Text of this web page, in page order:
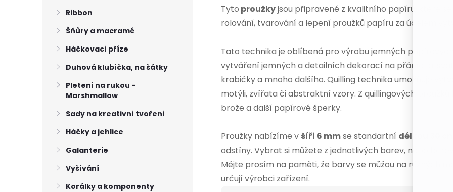
Ribbon
Šňůry a macramé
Háčkovací příze
Duhová klubíčka, na šátky
Pletení na rukou -
Marshmallow
Sady na kreativní tvoření
Háčky a jehlice
Galanterie
Vyšívání
Korálky a komponenty
Tyto proužkyjsou připravené z kvalitního papíru, které
rolování, tvarování a lepení proužků papíru za účelem
Tato technika je oblíbená pro výrobu jemných
vytváření jemných a detailních dekorací na přáníčka,
krabičky a mnoho dalšího. Quilling technika umožňuje
motýli, zvířata či abstraktní vzory. Z quillingových proužků
brože a další papírové šperky.
Proužky nabízíme v šíři 6 mmse standartní délkou 30 cm
odstíny. Vybrat si můžete z jednotlivých barev, nebo
Mějte prosím na paměti, že barvy se můžou na různých
určují výrobci zařízení.